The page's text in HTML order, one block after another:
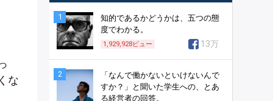
な
1
知的であるかどうかは、五つの態
度でわかる。
1,929,928ビュー 13万
2
「なんで働かないといけないんで
すか？」と聞いた学生への、とあ
る経営者の回答。